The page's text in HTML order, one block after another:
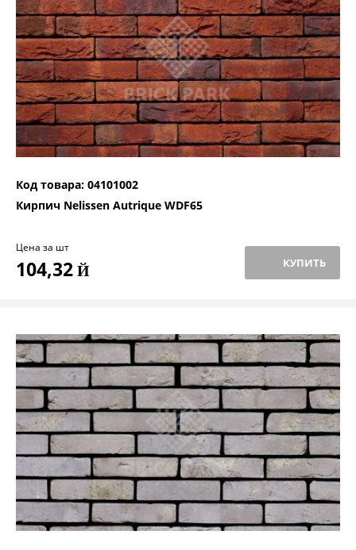
Код товара: 04101002
Кирпич Nelissen Autrique WDF65
Цена за шт
104,32 Й КУПИТЬ